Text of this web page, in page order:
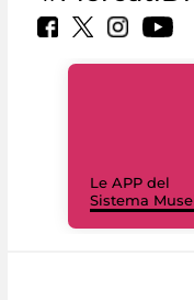
Le APP del
Sistema